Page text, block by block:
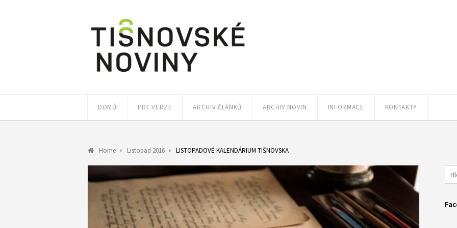
DOMŮ PDF VERZE ARCHIV ČLÁNKŮ ARCHIV NOVIN INFORMACE KONTAKTY
Home Listopad 2016 LISTOPADOVÉ KALENDÁRIUM TIŠNOVSKA